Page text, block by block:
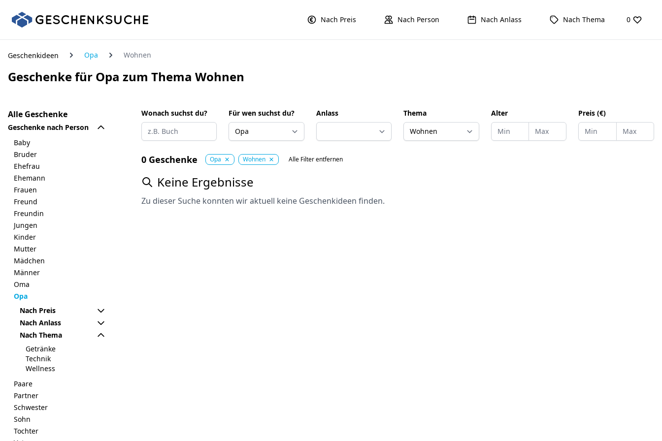
Nach Preis Nach Person Nach Anlass Nach Thema 0
Geschenkideen Opa Wohnen
Geschenke für Opa zum Thema Wohnen
Alle Geschenke
Geschenke nach Person
Baby
Bruder
Ehefrau
Ehemann
Frauen
Freund
Freundin
Jungen
Kinder
Mutter
Mädchen
Männer
Oma
Opa
Nach Preis
Nach Anlass
Nach Thema
Getränke
Technik
Wellness
Paare
Partner
Schwester
Sohn
Tochter
0 Geschenke Opa Wohnen Alle Filter entfernen
Wonach suchst du? Für wen suchst du? Anlass Thema Alter Preis (€)
Keine Ergebnisse
Zu dieser Suche konnten wir aktuell keine Geschenkideen finden.